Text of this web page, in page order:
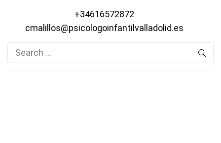
+34616572872
cmalillos@psicologoinfantilvalladolid.es
Search
for: